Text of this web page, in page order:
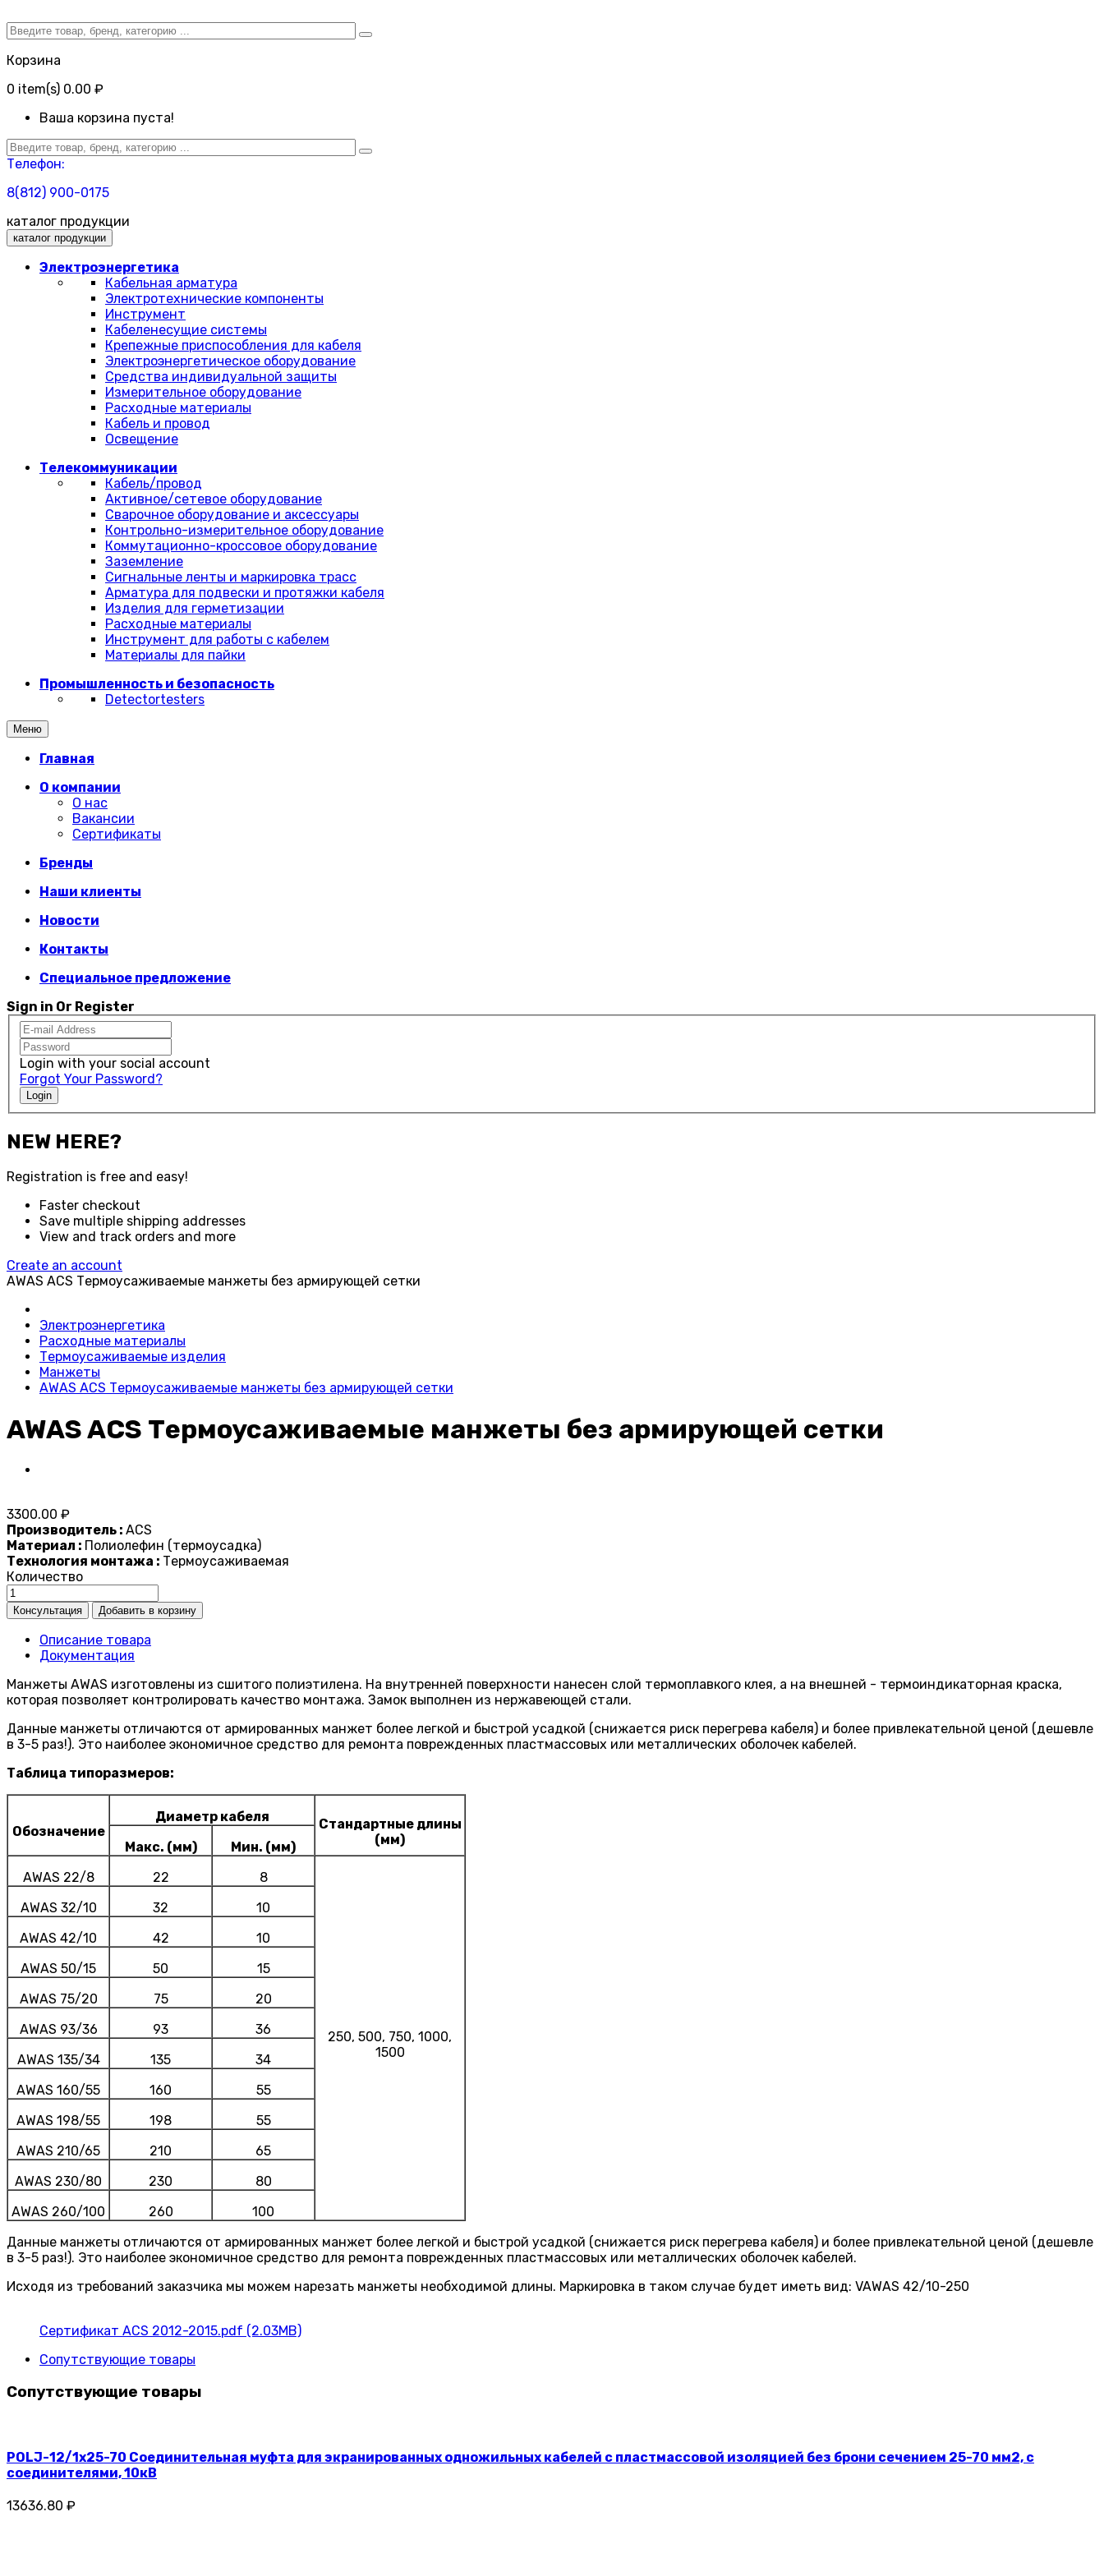
Корзина
0 item(s) 0.00 ₽
Ваша корзина пуста!
Телефон:
8(812) 900-0175
каталог продукции
каталог продукции
Электроэнергетика
Кабельная арматура
Электротехнические компоненты
Инструмент
Кабеленесущие системы
Крепежные приспособления для кабеля
Электроэнергетическое оборудование
Средства индивидуальной защиты
Измерительное оборудование
Расходные материалы
Кабель и провод
Освещение
Телекоммуникации
Кабель/провод
Активное/сетевое оборудование
Сварочное оборудование и аксессуары
Контрольно-измерительное оборудование
Коммутационно-кроссовое оборудование
Заземление
Сигнальные ленты и маркировка трасс
Арматура для подвески и протяжки кабеля
Изделия для герметизации
Расходные материалы
Инструмент для работы с кабелем
Материалы для пайки
Промышленность и безопасность
Detectortesters
Меню
Главная
О компании
О нас
Вакансии
Сертификаты
Бренды
Наши клиенты
Новости
Контакты
Специальное предложение
Sign in Or Register
Login with your social account
Forgot Your Password?
Login
NEW HERE?
Registration is free and easy!
Faster checkout
Save multiple shipping addresses
View and track orders and more
Create an account
AWAS ACS Термоусаживаемые манжеты без армирующей сетки
Электроэнергетика
Расходные материалы
Термоусаживаемые изделия
Манжеты
AWAS ACS Термоусаживаемые манжеты без армирующей сетки
AWAS ACS Термоусаживаемые манжеты без армирующей сетки
3300.00 ₽
Производитель : ACS
Материал : Полиолефин (термоусадка)
Технология монтажа : Термоусаживаемая
Количество
Описание товара
Документация
Манжеты AWAS изготовлены из сшитого полиэтилена. На внутренней поверхности нанесен слой термоплавкого клея, а на внешней - термоиндикаторная краска,
которая позволяет контролировать качество монтажа. Замок выполнен из нержавеющей стали.
Данные манжеты отличаются от армированных манжет более легкой и быстрой усадкой (снижается риск перегрева кабеля) и более привлекательной ценой (дешевле
в 3-5 раз!). Это наиболее экономичное средство для ремонта поврежденных пластмассовых или металлических оболочек кабелей.
Таблица типоразмеров:
Обозначение
Диаметр кабеля
Стандартные длины
(мм)
Макс. (мм)
Мин. (мм)
AWAS 22/8
22 8
250, 500, 750, 1000,
1500
AWAS 32/10 32
10
AWAS 42/10
42
10
AWAS 50/15
50
15
AWAS 75/20
75
20
AWAS 93/36
93
36
AWAS 135/34
135
34
AWAS 160/55
160
55
AWAS 198/55
198
55
AWAS 210/65
210
65
AWAS 230/80
230
80
AWAS 260/100
260
100
Данные манжеты отличаются от армированных манжет более легкой и быстрой усадкой (снижается риск перегрева кабеля) и более привлекательной ценой (дешевле
в 3-5 раз!). Это наиболее экономичное средство для ремонта поврежденных пластмассовых или металлических оболочек кабелей.
Исходя из требований заказчика мы можем нарезать манжеты необходимой длины. Маркировка в таком случае будет иметь вид: VAWAS 42/10-250
Сертификат ACS 2012-2015.pdf (2.03MB)
Сопутствующие товары
Сопутствующие товары
POLJ-12/1x25-70 Соединительная муфта для экранированных одножильных кабелей с пластмассовой изоляцией без брони сечением 25-70 мм2, с
соединителями, 10кВ
13636.80 ₽